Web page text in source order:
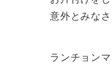
意外とみな
ランチョン